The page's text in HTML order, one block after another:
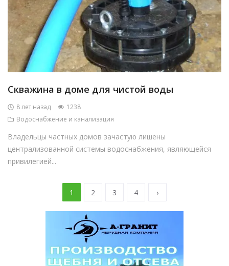
Скважина в доме для чистой воды
8 лет назад
1238
Водоснабжение и канализация
Владельцы частных домов зачастую лишены
централизованной системы водоснабжения, являющейся
привилегией...
1 2 3 4 ›